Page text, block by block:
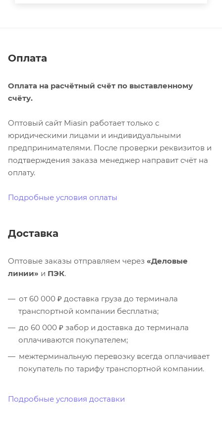
Оплата
Оплата на расчётный счёт по выставленному
счёту.
Оптовый сайт Miasin работает только с
юридическими лицами и индивидуальными
предпринимателями. После проверки реквизитов и
подтверждения заказа менеджер направит счёт на
оплату.
Подробные условия оплаты
Доставка
Оптовые заказы отправляем через «Деловые
линии» и ПЭК.
от 60 000 ₽ доставка груза до терминала
транспортной компании бесплатна;
до 60 000 ₽ забор и доставка до терминала
оплачиваются покупателем;
межтерминальную перевозку всегда оплачивает
покупатель по тарифу транспортной компании.
Подробные условия доставки